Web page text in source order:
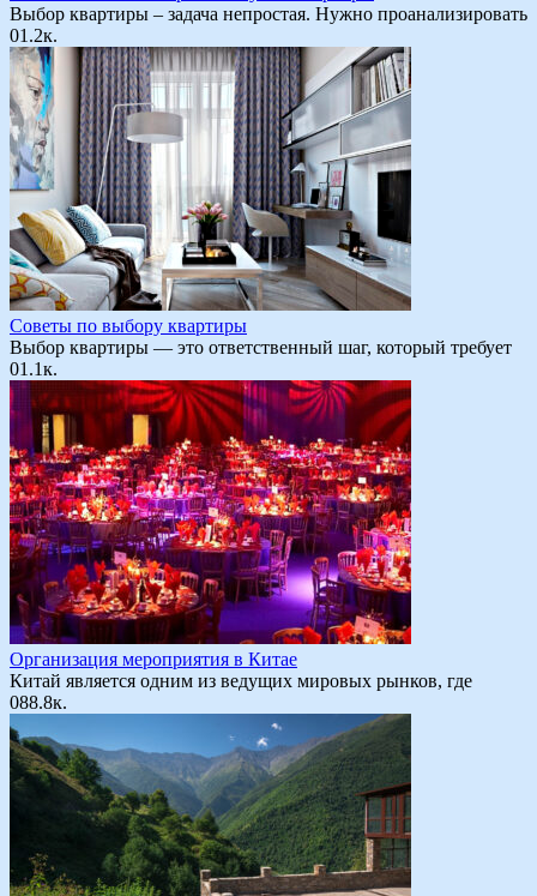
Выбор квартиры – задача непростая. Нужно проанализировать
01.2к.
Советы по выбору квартиры
Выбор квартиры — это ответственный шаг, который требует
01.1к.
Организация мероприятия в Китае
Китай является одним из ведущих мировых рынков, где
088.8к.